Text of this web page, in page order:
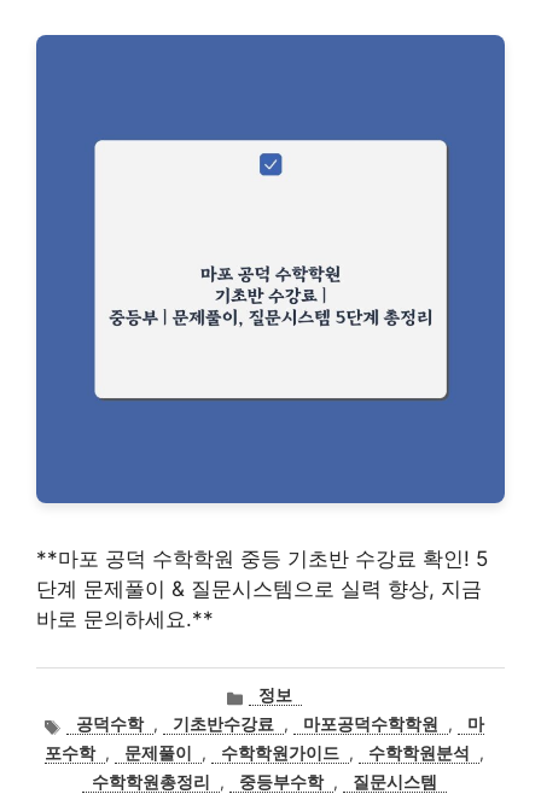
**마포 공덕 수학학원 중등 기초반 수강료 확인! 5
단계 문제풀이 & 질문시스템으로 실력 향상, 지금
바로 문의하세요.**
카
테
고
리
정보
태
그
공덕수학 , 기초반수강료 , 마포공덕수학학원 ,
마
포수학 , 문제풀이 , 수학학원가이드 , 수학학원분석
,
수학학원총정리
, 중등부수학 , 질문시스템